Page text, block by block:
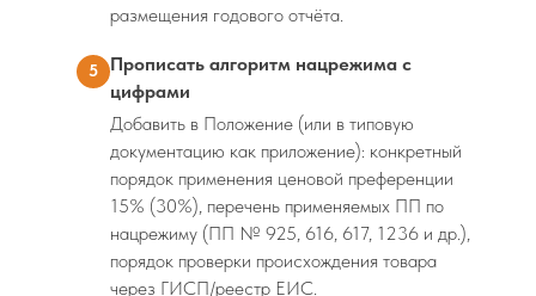
размещения годового отчёта.
5
Прописать алгоритм нацрежима с
цифрами
Добавить в Положение (или в типовую
документацию как приложение): конкретный
порядок применения ценовой преференции
15% (30%), перечень применяемых ПП по
нацрежиму (ПП № 925, 616, 617, 1236 и др.),
порядок проверки происхождения товара
через ГИСП/реестр ЕИС.